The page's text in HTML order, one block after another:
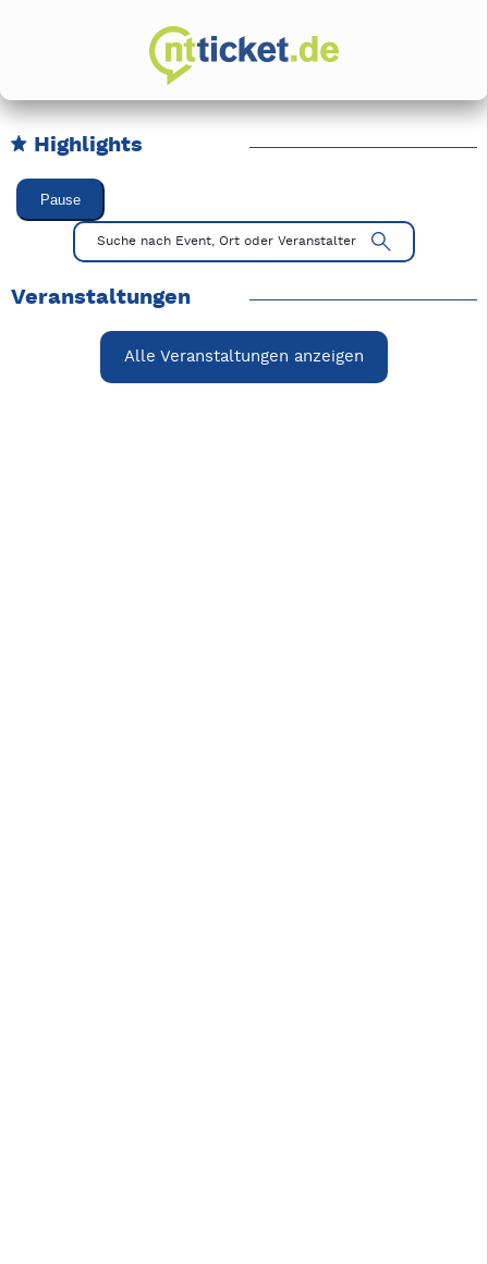
Highlights
Karussell Veranstaltungen überspringen
Pause
Mit Tab zu den Steuerelementen wechseln. Mit Pfeiltasten
Suche nach Event, Ort oder Veranstalter
Veranstaltungen
Alle Veranstaltungen anzeigen